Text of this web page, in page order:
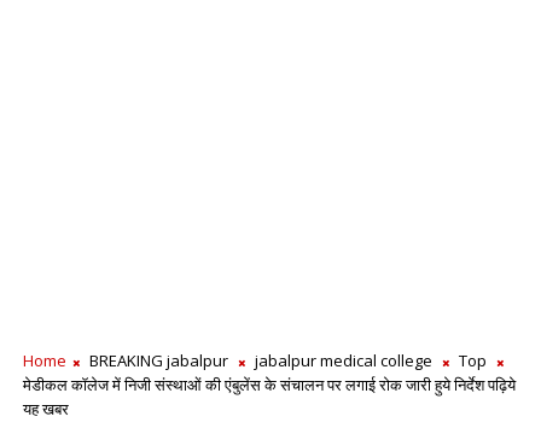
Home BREAKING jabalpur jabalpur medical college
Top
मेडीकल कॉलेज में निजी संस्थाओं की एंबुलेंस के संचालन पर लगाई रोक जारी हुये निर्देश पढ़िये
यह खबर